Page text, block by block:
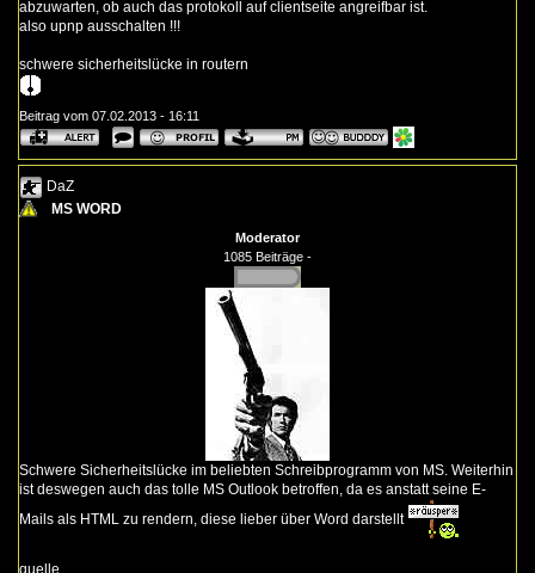
abzuwarten, ob auch das protokoll auf clientseite angreifbar ist.
also upnp ausschalten !!!
schwere sicherheitslücke in routern
Beitrag vom 07.02.2013 - 16:11
DaZ
MS WORD
Moderator
1085 Beiträge -
Schwere Sicherheitslücke im beliebten Schreibprogramm von MS. Weiterhin
ist deswegen auch das tolle MS Outlook betroffen, da es anstatt seine E-
Mails als HTML zu rendern, diese lieber über Word darstellt
quelle